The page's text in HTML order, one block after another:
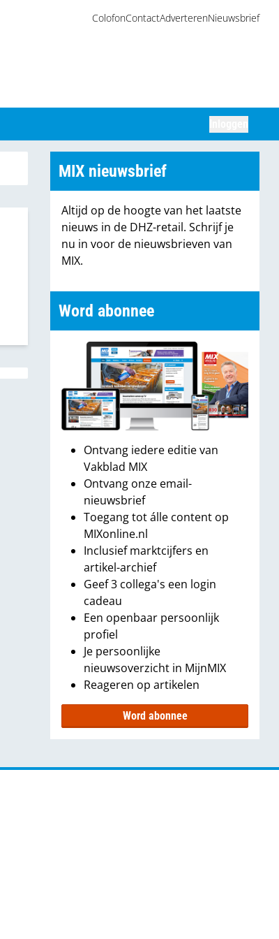
ColofonContactAdverterenNieuwsbrief
MIX nieuwsbrief
Altijd op de hoogte van het laatste
nieuws in de DHZ-retail. Schrijf je
nu in voor de nieuwsbrieven van
MIX.
Word abonnee
Ontvang iedere editie van
Vakblad MIX
Ontvang onze email-
nieuwsbrief
Toegang tot álle content op
MIXonline.nl
Inclusief marktcijfers en
artikel-archief
Geef 3 collega's een login
cadeau
Een openbaar persoonlijk
profiel
Je persoonlijke
nieuwsoverzicht in MijnMIX
Reageren op artikelen
Word abonnee